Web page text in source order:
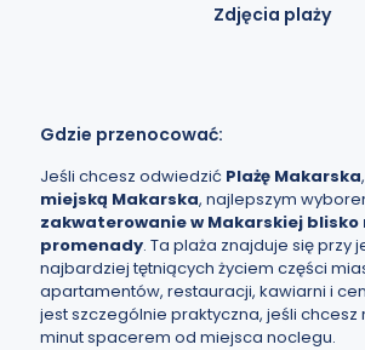
Zdjęcia plaży
Gdzie przenocować:
Jeśli chcesz odwiedzić Plażę Makarska
miejską Makarska, najlepszym
zakwaterowanie w Makarskiej blisko
promenady. Ta plaża znajduje się przy
najbardziej tętniących życiem części
apartamentów, restauracji, kawiarni i
jest szczególnie praktyczna, jeśli chcesz
minut spacerem od miejsca noclegu.